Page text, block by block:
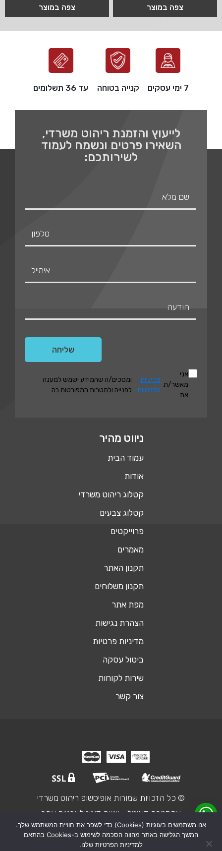
צפה במוצר צפה במוצר
7 ימי עסקים קנייה בטוחה עד 36 תשלומים
שולחן כתיבה זכוכית אקסטרה
מחיר מחושב:
לייעוץ והזמנת ריהוט משרדי,
השאירו פרטים ונשמח לעמוד
לשירותכם:
אני
מאשר/ת
את
מדיניות
הפרטיות
ומסכים/ה שהמידע ישמש למענה
לפנייה ולמטרות המפורטות בה
ניווט מהיר
עמוד הבית
אודות
קטלוג ריהוט משרדי
קטלוג צבעים
פרוייקטים
מאמרים
תקנון האתר
תקנון משלוחים
מפת אתר
הצהרת נגישות
מדיניות פרטיות
ביטול עסקה
שירות לקוחות
צור קשר
© כל הזכויות שמורות אופיסשופ ריהוט משרדי
אקסטרה דיגיטל - שיווק דיגיטלי ובניית אתר
אנו משתמשים בעוגיות (Cookies) כדי לשפר את חוויית המשתמש שלך.
המשך הגלישה באתר מהווה הסכמה לשימוש ב-Cookies בהתאם
למדיניות הפרטיות שלנו.